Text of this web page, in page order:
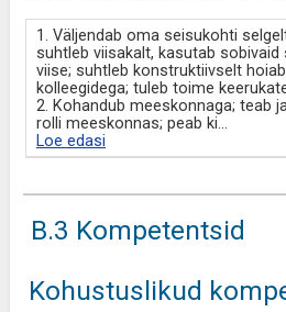
1. Väljendab oma seisukohti
suhtleb viisakalt, kasutab
viise; suhtleb konstruktiivselt
kolleegidega; tuleb toime
2. Kohandub meeskonnaga; teab
rolli meeskonnas; peab ki...
Loe edasi
B.3 Kompetentsid
Kohustuslikud